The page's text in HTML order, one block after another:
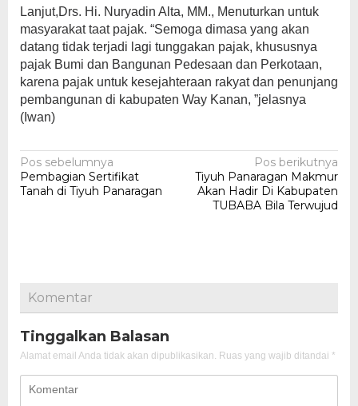
Lanjut,Drs. Hi. Nuryadin Alta, MM., Menuturkan untuk
masyarakat taat pajak. “Semoga dimasa yang akan
datang tidak terjadi lagi tunggakan pajak, khususnya
pajak Bumi dan Bangunan Pedesaan dan Perkotaan,
karena pajak untuk kesejahteraan rakyat dan penunjang
pembangunan di kabupaten Way Kanan, ”jelasnya
(Iwan)
Navigasi
pos
Pos sebelumnya
Pembagian Sertifikat
Tanah di Tiyuh Panaragan
Pos berikutnya
Tiyuh Panaragan Makmur
Akan Hadir Di Kabupaten
TUBABA Bila Terwujud
Komentar
Tinggalkan Balasan
Alamat email Anda tidak akan dipublikasikan. Ruas yang wajib ditandai *